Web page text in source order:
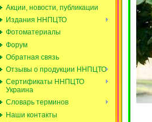
Акции, новости, публикации
Издания ННПЦТО
Фотоматериалы
Форум
Обратная связь
Отзывы о продукции ННПЦТО
Сертификаты ННПЦТО
Украина
Словарь терминов
Наши контакты